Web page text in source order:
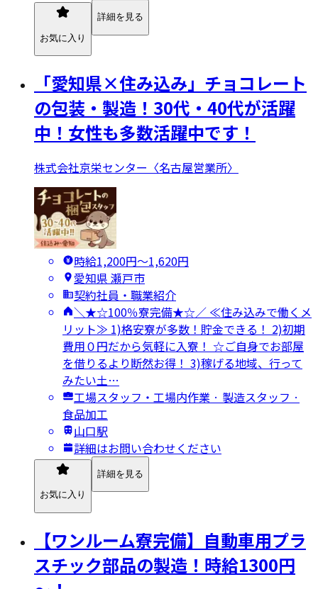
お気に入り
詳細を見る
「愛知県×住み込み」チョコレート
の包装・製造！30代・40代が活躍
中！女性も多数活躍中です！
株式会社京栄センター〈名古屋営業所〉
時給1,200円〜1,620円
愛知県 瀬戸市
契約社員・職業紹介
＼★☆100％寮完備★☆／ ≪住み込みで働くメ
リット≫ 1)格安寮が多数！貯金できる！ 2)初期
費用０円だから気軽に入寮！ ☆ご自身でお部屋
を借りるより断然お得！ 3)稼げる地域、行って
みたい土…
工場スタッフ・工場内作業 · 製造スタッフ ·
食品加工
山口駅
詳細はお問い合わせください
お気に入り
詳細を見る
【ワンルーム寮完備】自動車用プラ
スチック部品の製造！時給1300円